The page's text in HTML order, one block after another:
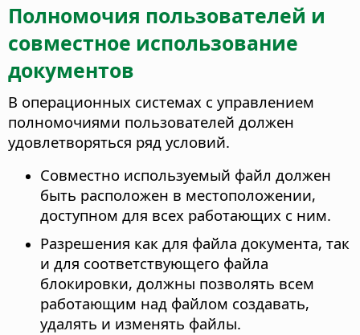
Полномочия пользователей и
совместное использование
документов
В операционных системах с управлением
полномочиями пользователей должен
удовлетворяться ряд условий.
Совместно используемый файл должен
быть расположен в местоположении,
доступном для всех работающих с ним.
Разрешения как для файла документа, так
и для соответствующего файла
блокировки, должны позволять всем
работающим над файлом создавать,
удалять и изменять файлы.